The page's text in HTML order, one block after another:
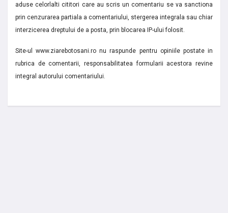
aduse celorlalti cititori care au scris un comentariu se va sanctiona
prin cenzurarea partiala a comentariului, stergerea integrala sau chiar
interzicerea dreptului de a posta, prin blocarea IP-ului folosit.
Site-ul www.ziarebotosani.ro nu raspunde pentru opiniile postate in
rubrica de comentarii, responsabilitatea formularii acestora revine
integral autorului comentariului.